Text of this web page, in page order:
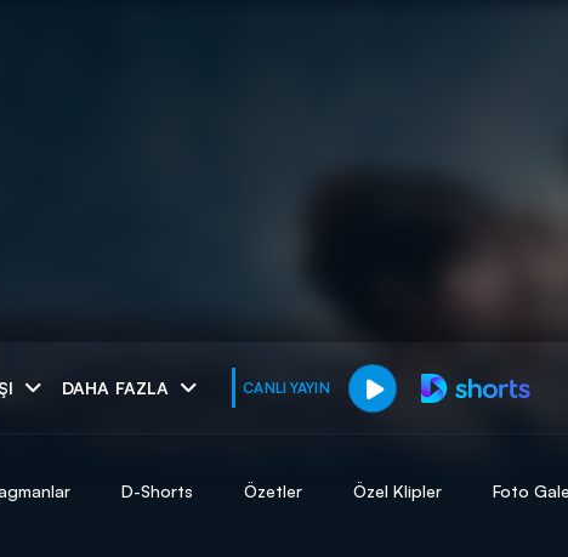
DAHA FAZLA CANLI YAYIN
muhteşem ikili
D-Shorts Özetler Özel Klipler Foto